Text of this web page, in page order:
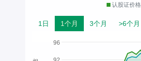
认股证价格
1日 1个月 3个月 >6个月
96